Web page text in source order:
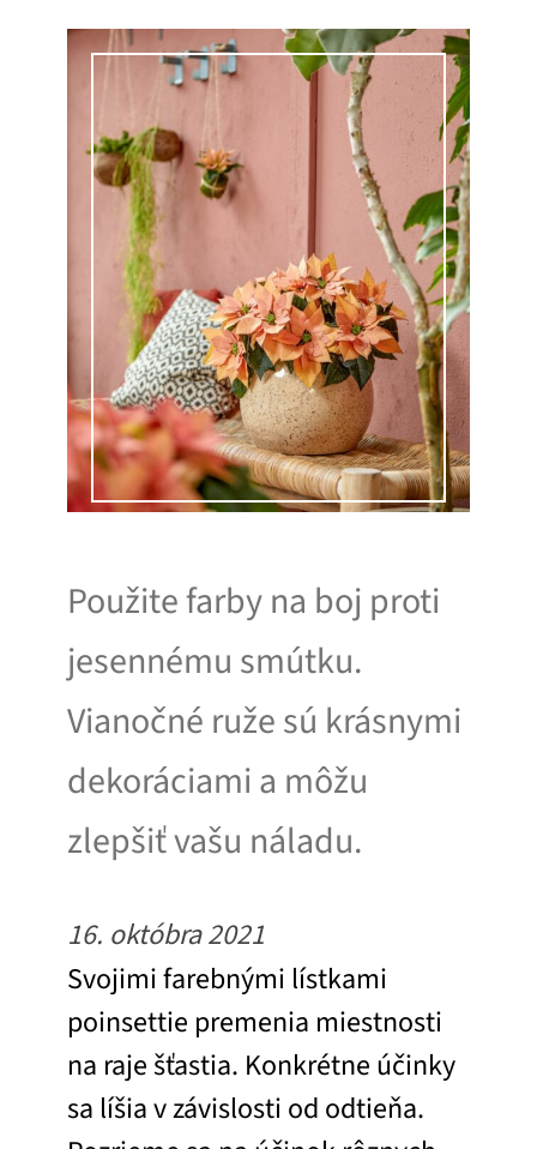
Použite farby na boj proti
jesennému smútku.
Vianočné ruže sú krásnymi
dekoráciami a môžu
zlepšiť vašu náladu.
16. októbra 2021
Svojimi farebnými lístkami
poinsettie premenia miestnosti
na raje šťastia. Konkrétne účinky
sa líšia v závislosti od odtieňa.